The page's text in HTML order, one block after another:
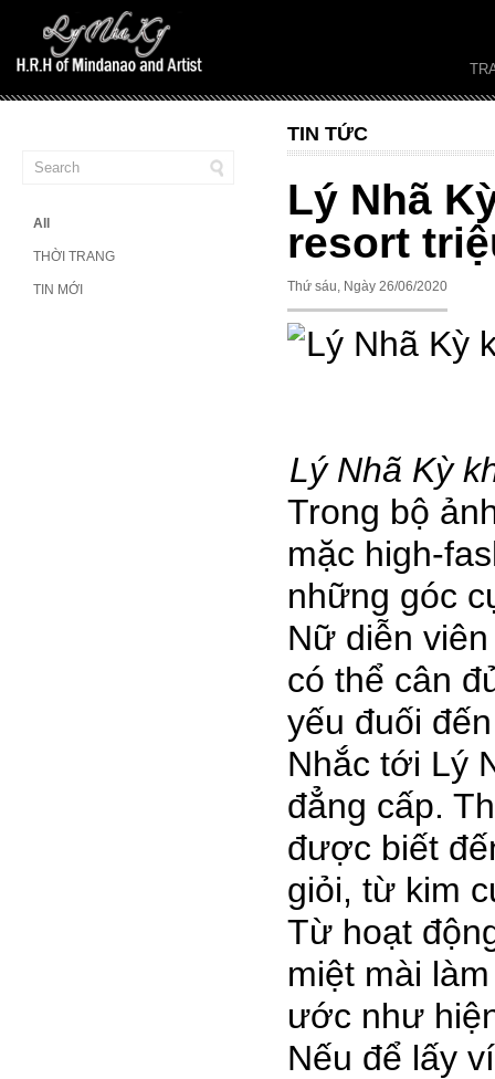
All
THỜI TRANG
TIN MỚI
TIN TỨC
Lý Nhã
resort
Thứ sáu, Ngày 26/06/2020
Lý Nhã Kỳ
Trong bộ
mặc high-
những góc
Nữ diễn
có thể cân
yếu đuối
Nhắc tới Lý
đẳng cấp.
được biết
giỏi, từ kim
Từ hoạt
miệt mài
ước như
Nếu để lấy